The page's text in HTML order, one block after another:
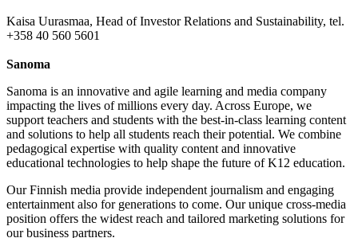
Kaisa Uurasmaa, Head of Investor Relations and Sustainability, tel.
+358 40 560 5601
Sanoma
Sanoma is an innovative and agile learning and media company
impacting the lives of millions every day. Across Europe, we
support teachers and students with the best-in-class learning content
and solutions to help all students reach their potential. We combine
pedagogical expertise with quality content and innovative
educational technologies to help shape the future of K12 education.
Our Finnish media provide independent journalism and engaging
entertainment also for generations to come. Our unique cross-media
position offers the widest reach and tailored marketing solutions for
our business partners.